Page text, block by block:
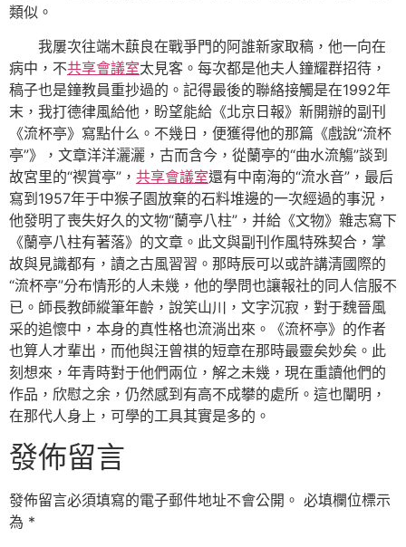
類似。
我屢次往端木蕻良在戰爭門的阿誰新家取稿，他一向在
病中，不共享會議室太見客。每次都是他夫人鐘耀群招待，
稿子也是鐘教員重抄過的。記得最後的聯絡接觸是在1992年
末，我打德律風給他，盼望能給《北京日報》新開辦的副刊
《流杯亭》寫點什么。不幾日，便獲得他的那篇《戲說“流杯
亭”》，文章洋洋灑灑，古而含今，從蘭亭的“曲水流觴”談到
故宮里的“禊賞亭”， 共享會議室還有中南海的“流水音”，最后
寫到1957年于中猴子園放棄的石料堆邊的一次經過的事況，
他發明了喪失好久的文物“蘭亭八柱”，并給《文物》雜志寫下
《蘭亭八柱有著落》的文章。此文與副刊作風特殊契合，掌
故與見識都有，讀之古風習習。那時辰可以或許講清國際的
“流杯亭”分布情形的人未幾，他的學問也讓報社的同人信服不
已。師長教師縱筆年齡，說笑山川，文字沉寂，對于魏晉風
采的追懷中，本身的真性格也流淌出來。《流杯亭》的作者
也算人才輩出，而他與汪曾祺的短章在那時最靈矣妙矣。此
刻想來，年青時對于他們兩位，解之未幾，現在重讀他們的
作品，欣慰之余，仍然感到有高不成攀的處所。這也闡明，
在那代人身上，可學的工具其實是多的。
發佈留言
發佈留言必須填寫的電子郵件地址不會公開。 必填欄位標示
為 *